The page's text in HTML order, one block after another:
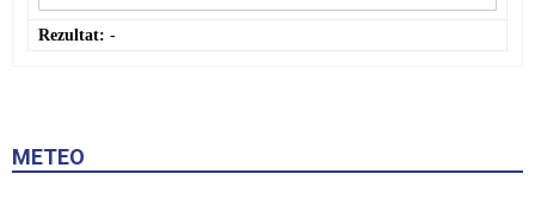
Rezultat: -
METEO